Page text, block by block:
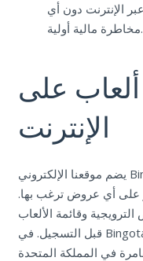
الإنترنت دون أي
مخاطرة مالية أولية.
على
الإنترنت
يضم موقعنا الإلكتروني Bingotastic.com 29 من أحدث مواقع
على أي عروض ترغب بها.
وقائمة الألعاب
قبل التسجيل. في Bingotastic.com، نعرض فقط مواقع البنغو